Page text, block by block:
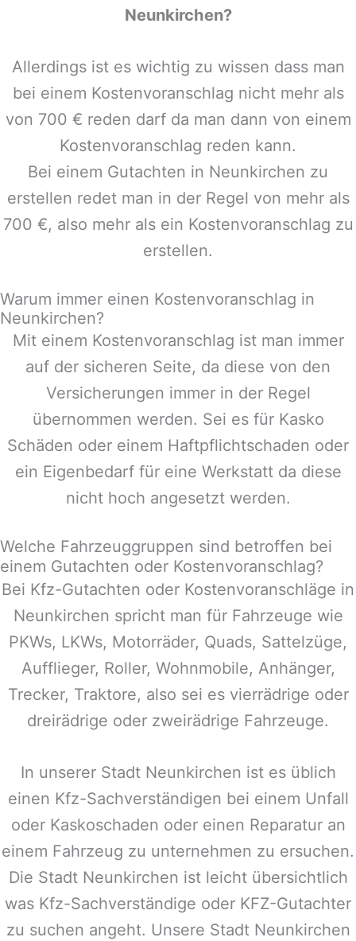
Neunkirchen?
Allerdings ist es wichtig zu wissen dass man
bei einem Kostenvoranschlag nicht mehr als
von 700 € reden darf da man dann von einem
Kostenvoranschlag reden kann.
Bei einem Gutachten in Neunkirchen zu
erstellen redet man in der Regel von mehr als
700 €, also mehr als ein Kostenvoranschlag zu
erstellen.
Warum immer einen Kostenvoranschlag in
Neunkirchen?
Mit einem Kostenvoranschlag ist man immer
auf der sicheren Seite, da diese von den
Versicherungen immer in der Regel
übernommen werden. Sei es für Kasko
Schäden oder einem Haftpflichtschaden oder
ein Eigenbedarf für eine Werkstatt da diese
nicht hoch angesetzt werden.
Welche Fahrzeuggruppen sind betroffen bei
einem Gutachten oder Kostenvoranschlag?
Bei Kfz-Gutachten oder Kostenvoranschläge in
Neunkirchen spricht man für Fahrzeuge wie
PKWs, LKWs, Motorräder, Quads, Sattelzüge,
Aufflieger, Roller, Wohnmobile, Anhänger,
Trecker, Traktore, also sei es vierrädrige oder
dreirädrige oder zweirädrige Fahrzeuge.
In unserer Stadt Neunkirchen ist es üblich
einen Kfz-Sachverständigen bei einem Unfall
oder Kaskoschaden oder einen Reparatur an
einem Fahrzeug zu unternehmen zu ersuchen.
Die Stadt Neunkirchen ist leicht übersichtlich
was Kfz-Sachverständige oder KFZ-Gutachter
zu suchen angeht. Unsere Stadt Neunkirchen